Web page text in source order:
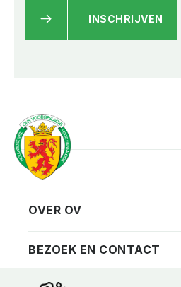
INSCHRIJVEN
Vereniging
Privacy
Contact
Bezoekadres
OVER OV
BEZOEK EN CONTACT